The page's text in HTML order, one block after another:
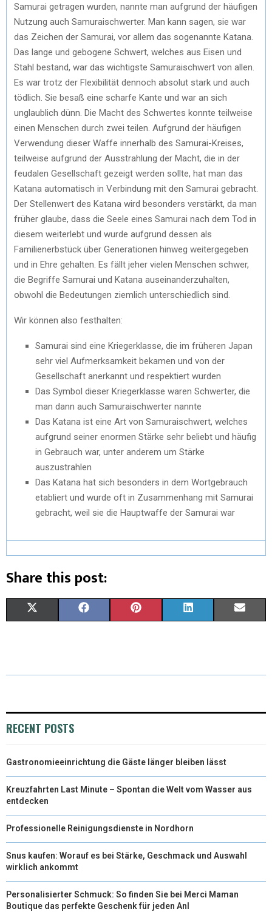
Samurai getragen wurden, nannte man aufgrund der häufigen
Nutzung auch Samuraischwerter. Man kann sagen, sie war
das Zeichen der Samurai, vor allem das sogenannte Katana.
Das lange und gebogene Schwert, welches aus Eisen und
Stahl bestand, war das wichtigste Samuraischwert von allen.
Es war trotz der Flexibilität dennoch absolut stark und auch
tödlich. Sie besaß eine scharfe Kante und war an sich
unglaublich dünn. Die Macht des Schwertes konnte teilweise
einen Menschen durch zwei teilen. Aufgrund der häufigen
Verwendung dieser Waffe innerhalb des Samurai-Kreises,
teilweise aufgrund der Ausstrahlung der Macht, die in der
feudalen Gesellschaft gezeigt werden sollte, hat man das
Katana automatisch in Verbindung mit den Samurai gebracht.
Der Stellenwert des Katana wird besonders verstärkt, da man
früher glaube, dass die Seele eines Samurai nach dem Tod in
diesem weiterlebt und wurde aufgrund dessen als
Familienerbstück über Generationen hinweg weitergegeben
und in Ehre gehalten. Es fällt jeher vielen Menschen schwer,
die Begriffe Samurai und Katana auseinanderzuhalten,
obwohl die Bedeutungen ziemlich unterschiedlich sind.
Wir können also festhalten:
Samurai sind eine Kriegerklasse, die im früheren Japan
sehr viel Aufmerksamkeit bekamen und von der
Gesellschaft anerkannt und respektiert wurden
Das Symbol dieser Kriegerklasse waren Schwerter, die
man dann auch Samuraischwerter nannte
Das Katana ist eine Art von Samuraischwert, welches
aufgrund seiner enormen Stärke sehr beliebt und häufig
in Gebrauch war, unter anderem um Stärke
auszustrahlen
Das Katana hat sich besonders in dem Wortgebrauch
etabliert und wurde oft in Zusammenhang mit Samurai
gebracht, weil sie die Hauptwaffe der Samurai war
Share this post:
W
E
R
)
E
K
T
S
K
N
I
RECENT POSTS
Gastronomieeinrichtung die Gäste länger bleiben lässt
Kreuzfahrten Last Minute – Spontan die Welt vom Wasser aus
entdecken
Professionelle Reinigungsdienste in Nordhorn
Snus kaufen: Worauf es bei Stärke, Geschmack und Auswahl
wirklich ankommt
Personalisierter Schmuck: So finden Sie bei Merci Maman
Boutique das perfekte Geschenk für jeden Anl